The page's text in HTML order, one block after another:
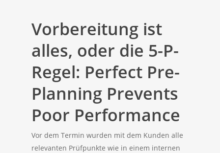
Vorbereitung ist
alles, oder die 5-P-
Regel: Perfect Pre-
Planning Prevents
Poor Performance
Vor dem Termin wurden mit dem Kunden alle
relevanten Prüfpunkte wie in einem internen